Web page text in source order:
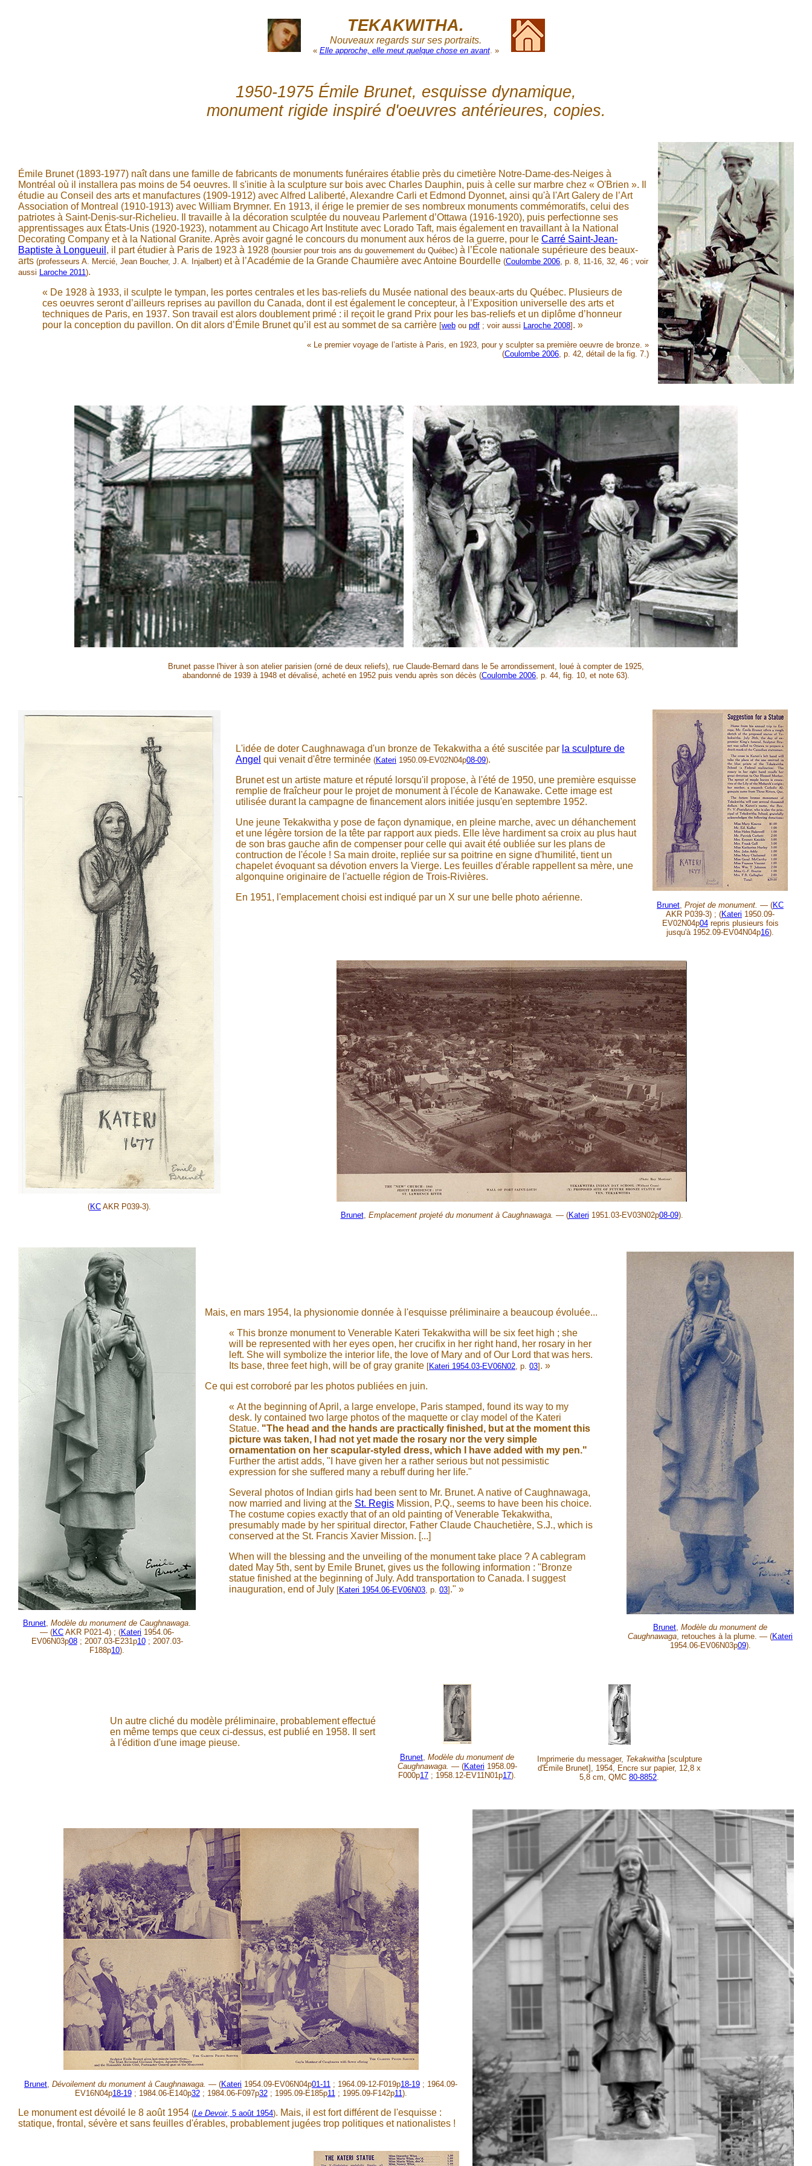
TEKAKWITHA.
Nouveaux regards sur ses portraits.
« Elle approche, elle meut quelque chose en avant. »
1950-1975 Émile Brunet, esquisse dynamique,
monument rigide inspiré d'oeuvres antérieures, copies.
Émile Brunet (1893-1977) naît dans une famille de fabricants de monuments funéraires établie près du cimetière Notre-Dame-des-Neiges à
Montréal où il installera pas moins de 54 oeuvres. Il s'initie à la sculpture sur bois avec Charles Dauphin, puis à celle sur marbre chez « O'Brien ». Il
étudie au Conseil des arts et manufactures (1909-1912) avec Alfred Laliberté, Alexandre Carli et Edmond Dyonnet, ainsi qu'à l'Art Galery de l’Art
Association of Montreal (1910-1913) avec William Brymner. En 1913, il érige le premier de ses nombreux monuments commémoratifs, celui des
patriotes à Saint-Denis-sur-Richelieu. Il travaille à la décoration sculptée du nouveau Parlement d’Ottawa (1916-1920), puis perfectionne ses
apprentissages aux États-Unis (1920-1923), notamment au Chicago Art Institute avec Lorado Taft, mais également en travaillant à la National
Decorating Company et à la National Granite. Après avoir gagné le concours du monument aux héros de la guerre, pour le Carré Saint-Jean-
Baptiste à Longueuil , il part étudier à Paris de 1923 à 1928 (boursier pour trois ans du gouvernement du Québec) à l’École nationale supérieure des beaux-
arts (professeurs A. Mercié, Jean Boucher, J. A. Injalbert) et à l’Académie de la Grande Chaumière avec Antoine Bourdelle (Coulombe 2006, p. 8, 11-16, 32, 46 ; voir
aussi Laroche 2011).
« De 1928 à 1933, il sculpte le tympan, les portes centrales et les bas-reliefs du Musée national des beaux-arts du Québec. Plusieurs de
ces oeuvres seront d’ailleurs reprises au pavillon du Canada, dont il est également le concepteur, à l’Exposition universelle des arts et
techniques de Paris, en 1937. Son travail est alors doublement primé : il reçoit le grand Prix pour les bas-reliefs et un diplôme d’honneur
pour la conception du pavillon. On dit alors d’Émile Brunet qu’il est au sommet de sa carrière [web ou pdf ; voir aussi Laroche 2008] . »
« Le premier voyage de l’artiste à Paris, en 1923, pour y sculpter sa première oeuvre de bronze. »
(Coulombe 2006, p. 42, détail de la fig. 7.)
Brunet passe l'hiver à son atelier parisien (orné de deux reliefs), rue Claude-Bernard dans le 5e arrondissement, loué à compter de 1925,
abandonné de 1939 à 1948 et dévalisé, acheté en 1952 puis vendu après son décès (Coulombe 2006 , p. 44, fig. 10, et note 63).
(KC AKR P039-3).
L'idée de doter Caughnawaga d'un bronze de Tekakwitha a été suscitée par la sculpture de
Angel qui venait d'être terminée (Kateri 1950.09-EV02N04p08-09).
Brunet est un artiste mature et réputé lorsqu'il propose, à l'été de 1950, une première esquisse
remplie de fraîcheur pour le projet de monument à l'école de Kanawake. Cette image est
utilisée durant la campagne de financement alors initiée jusqu'en septembre 1952.
Une jeune Tekakwitha y pose de façon dynamique, en pleine marche, avec un déhanchement
et une légère torsion de la tête par rapport aux pieds. Elle lève hardiment sa croix au plus haut
de son bras gauche afin de compenser pour celle qui avait été oubliée sur les plans de
contruction de l'école ! Sa main droite, repliée sur sa poitrine en signe d'humilité, tient un
chapelet évoquant sa dévotion envers la Vierge. Les feuilles d'érable rappellent sa mère, une
algonquine originaire de l'actuelle région de Trois-Rivières.
En 1951, l'emplacement choisi est indiqué par un X sur une belle photo aérienne.
Brunet Projet de monument. — (KC
AKR P039-3) ; (Kateri 1950.09-
EV02N04p04repris plusieurs fois
jusqu'à 1952.09-EV04N04p16).
Brunet, Emplacement projeté du monument à Caughnawaga. — (Kateri 1951.03-EV03N02p08-09).
Brunet Modèle du monument de Caughnawaga
— (KC AKR P021-4) ; (Kateri 1954.06-
EV06N03p08; 2007.03-E231p10; 2007.03-
F188p10).
Mais, en mars 1954, la physionomie donnée à l'esquisse préliminaire a beaucoup évoluée...
« This bronze monument to Venerable Kateri Tekakwitha will be six feet high ; she
will be represented with her eyes open, her crucifix in her right hand, her rosary in her
left. She will symbolize the interior life, the love of Mary and of Our Lord that was hers.
Its base, three feet high, will be of gray granite [Kateri 1954.03-EV06N02 , p. 03] . »
Ce qui est corroboré par les photos publiées en juin.
« At the beginning of April, a large envelope, Paris stamped, found its way to my
desk. Iy contained two large photos of the maquette or clay model of the Kateri
Statue. "The head and the hands are practically finished, but at the moment this
picture was taken, I had not yet made the rosary nor the very simple
ornamentation on her scapular-styled dress, which I have added with my pen."
Further the artist adds, "I have given her a rather serious but not pessimistic
expression for she suffered many a rebuff during her life."
Several photos of Indian girls had been sent to Mr. Brunet. A native of Caughnawaga,
now married and living at the St. Regis Mission, P.Q., seems to have been his choice.
The costume copies exactly that of an old painting of Venerable Tekakwitha,
presumably made by her spiritual director, Father Claude Chauchetière, S.J., which is
conserved at the St. Francis Xavier Mission. [...]
When will the blessing and the unveiling of the monument take place ? A cablegram
dated May 5th, sent by Emile Brunet, gives us the following information : "Bronze
statue finished at the beginning of July. Add transportation to Canada. I suggest
inauguration, end of July [Kateri 1954.06-EV06N03 , p. 03] ." »
Brunet Modèle du monument de
Caughnawaga , retouches à la plume. — (Kateri
1954.06-EV06N03p09).
Un autre cliché du modèle préliminaire, probablement effectué
en même temps que ceux ci-dessus, est publié en 1958. Il sert
à l'édition d'une image pieuse.
Brunet Modèle du monument de
Caughnawaga. — (Kateri 1958.09-
F000p17 ; 1958.12-EV11N01p17).
Imprimerie du messager, Tekakwitha[sculpture
d'Émile Brunet], 1954, Encre sur papier, 12,8 x
5,8 cm, QMC 80-8852
Brunet Dévoilement du monument à Caughnawaga. — (Kateri 1954.09-EV06N04p01-11 ; 1964.09-12-F019p18-19 ; 1964.09-
EV16N04p18-19; 1984.06-E140p32; 1984.06-F097p32; 1995.09-E185p11 ; 1995.09-F142p11 ).
Le monument est dévoilé le 8 août 1954 (Le Devoir, 5 août 1954). Mais, il est fort différent de l'esquisse :
statique, frontal, sévère et sans feuilles d'érables, probablement jugées trop politiques et nationalistes !